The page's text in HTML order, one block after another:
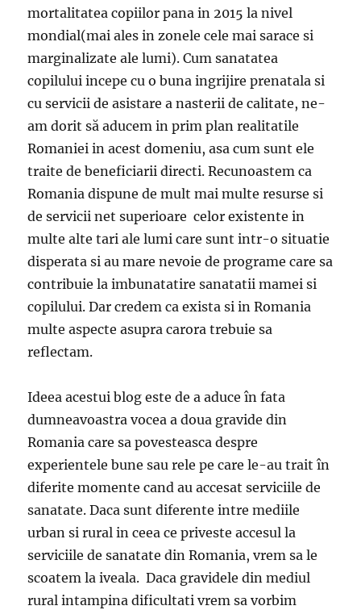
mortalitatea copiilor pana in 2015 la nivel
mondial(mai ales in zonele cele mai sarace si
marginalizate ale lumi). Cum sanatatea
copilului incepe cu o buna ingrijire prenatala si
cu servicii de asistare a nasterii de calitate, ne-
am dorit să aducem in prim plan realitatile
Romaniei in acest domeniu, asa cum sunt ele
traite de beneficiarii directi. Recunoastem ca
Romania dispune de mult mai multe resurse si
de servicii net superioare celor existente in
multe alte tari ale lumi care sunt intr-o situatie
disperata si au mare nevoie de programe care sa
contribuie la imbunatatire sanatatii mamei si
copilului. Dar credem ca exista si in Romania
multe aspecte asupra carora trebuie sa
reflectam.
Ideea acestui blog este de a aduce în fata
dumneavoastra vocea a doua gravide din
Romania care sa povesteasca despre
experientele bune sau rele pe care le-au trait în
diferite momente cand au accesat serviciile de
sanatate. Daca sunt diferente intre mediile
urban si rural in ceea ce priveste accesul la
serviciile de sanatate din Romania, vrem sa le
scoatem la iveala. Daca gravidele din mediul
rural intampina dificultati vrem sa vorbim